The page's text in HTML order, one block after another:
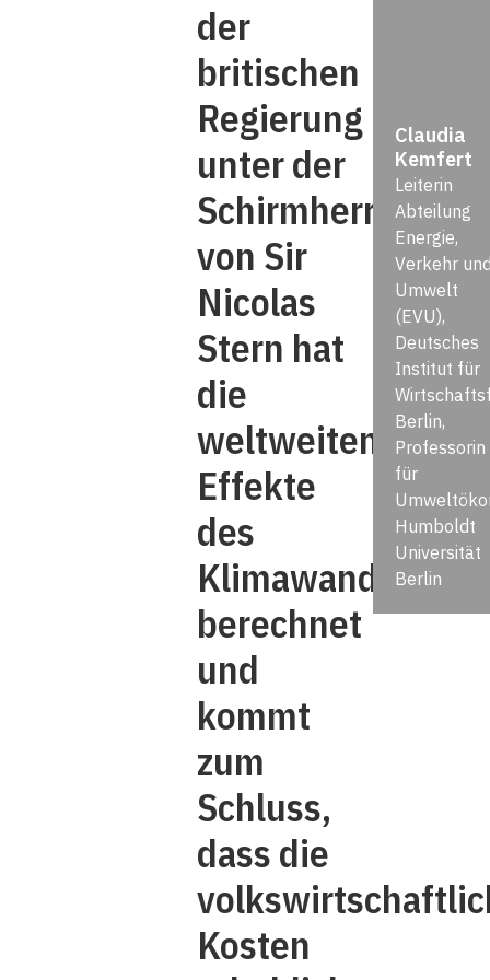
der
britischen
Regierung
unter der
Schirmherrschaft
von Sir
Nicolas
Stern hat
die
weltweiten
Effekte
des
Klimawandels
berechnet
und
kommt
zum
Schluss,
dass die
Kosten
Claudia
Kemfert
Leiterin
Abteilung
Energie,
Verkehr und
Umwelt
(EVU),
Deutsches
Institut für
Berlin,
Professorin
für
Humboldt
Universität
Berlin